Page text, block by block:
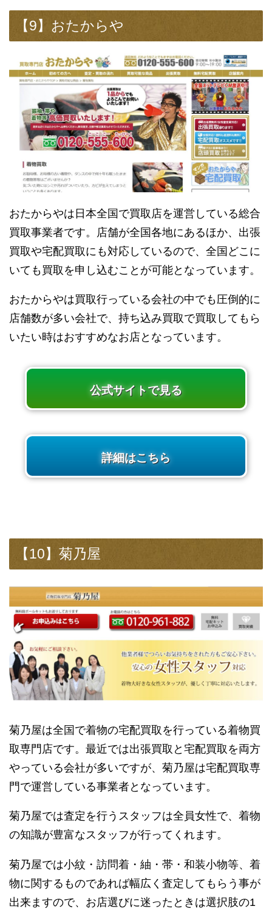
【9】おたからや
おたからやは日本全国で買取店を運営している総合
買取事業者です。店舗が全国各地にあるほか、出張
買取や宅配買取にも対応しているので、全国どこに
いても買取を申し込むことが可能となっています。
おたからやは買取行っている会社の中でも圧倒的に
店舗数が多い会社で、持ち込み買取で買取してもら
いたい時はおすすめなお店となっています。
公式サイトで見る
詳細はこちら
【10】菊乃屋
菊乃屋は全国で着物の宅配買取を行っている着物買
取専門店です。最近では出張買取と宅配買取を両方
やっている会社が多いですが、菊乃屋は宅配買取専
門で運営している事業者となっています。
菊乃屋では査定を行うスタッフは全員女性で、着物
の知識が豊富なスタッフが行ってくれます。
菊乃屋では小紋・訪問着・紬・帯・和装小物等、着
物に関するものであれば幅広く査定してもらう事が
出来ますので、お店選びに迷ったときは選択肢の1